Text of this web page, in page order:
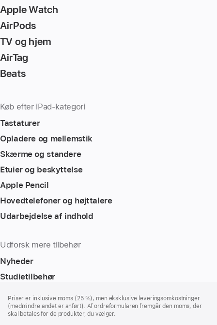
Apple Watch
AirPods
TV og hjem
AirTag
Beats
Køb efter iPad-kategori
Tastaturer
Opladere og mellemstik
Skærme og standere
Etuier og beskyttelse
Apple Pencil
Hovedtelefoner og højttalere
Udarbejdelse af indhold
Udforsk mere tilbehør
Nyheder
Studietilbehør
Priser er inklusive moms (25 %), men eksklusive leveringsomkostninger
(medmindre andet er anført). Af ordreformularen fremgår den moms, der
skal betales for de produkter, du vælger.